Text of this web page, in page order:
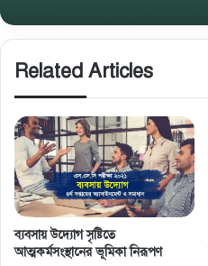
Related Articles
ব্যবসায় উদ্যোগ সৃষ্টিতে
আত্মকর্মসংস্থানের ভূমিকা নিরূপণ